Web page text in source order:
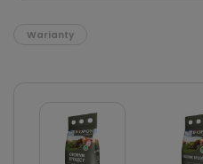
Warianty